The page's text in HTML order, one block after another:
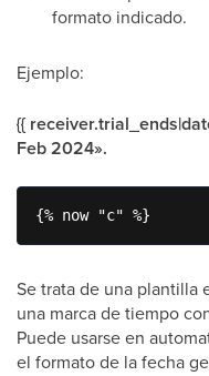
formato indicado.
Ejemplo:
{{
Feb 2024».
{% now "c" %}
Se trata de una plantilla
una marca de tiempo
Puede usarse en
el formato de la fecha